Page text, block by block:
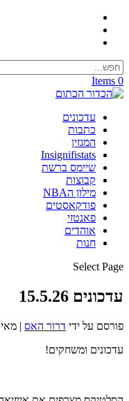
0 Items
עדכונים
כתבות
המגזין
Insignifistats
שיימס ברשת
קבוצות
מילון הNBA
פודקאסטים
פאנטזי
אוהדים
חנות
Select Page
עדכונים 15.5.26
פורסם על ידי דרור האס | מאי 15, 2026
עדכונים ומשחקים!